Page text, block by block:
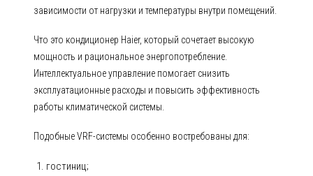
зависимости от нагрузки и температуры внутри помещений.
Что это кондиционер Haier, который сочетает высокую
мощность и рациональное энергопотребление.
Интеллектуальное управление помогает снизить
эксплуатационные расходы и повысить эффективность
работы климатической системы.
Подобные VRF-системы особенно востребованы для:
гостиниц;